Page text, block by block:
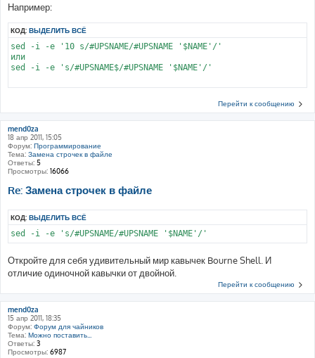
Например:
КОД: ВЫДЕЛИТЬ ВСЁ
sed -i -e '10 s/#UPSNAME/#UPSNAME '$NAME'/'
или
sed -i -e 's/#UPSNAME$/#UPSNAME '$NAME'/'
Перейти к сообщению
mend0za
18 апр 2011, 15:05
Форум: Программирование
Тема: Замена строчек в файле
Ответы: 5
Просмотры: 16066
Re: Замена строчек в файле
КОД: ВЫДЕЛИТЬ ВСЁ
Откройте для себя удивительный мир кавычек Bourne Shell. И
отличие одиночной кавычки от двойной.
Перейти к сообщению
mend0za
15 апр 2011, 18:35
Форум: Форум для чайников
Тема: Можно поставить...
Ответы: 3
Просмотры: 6987